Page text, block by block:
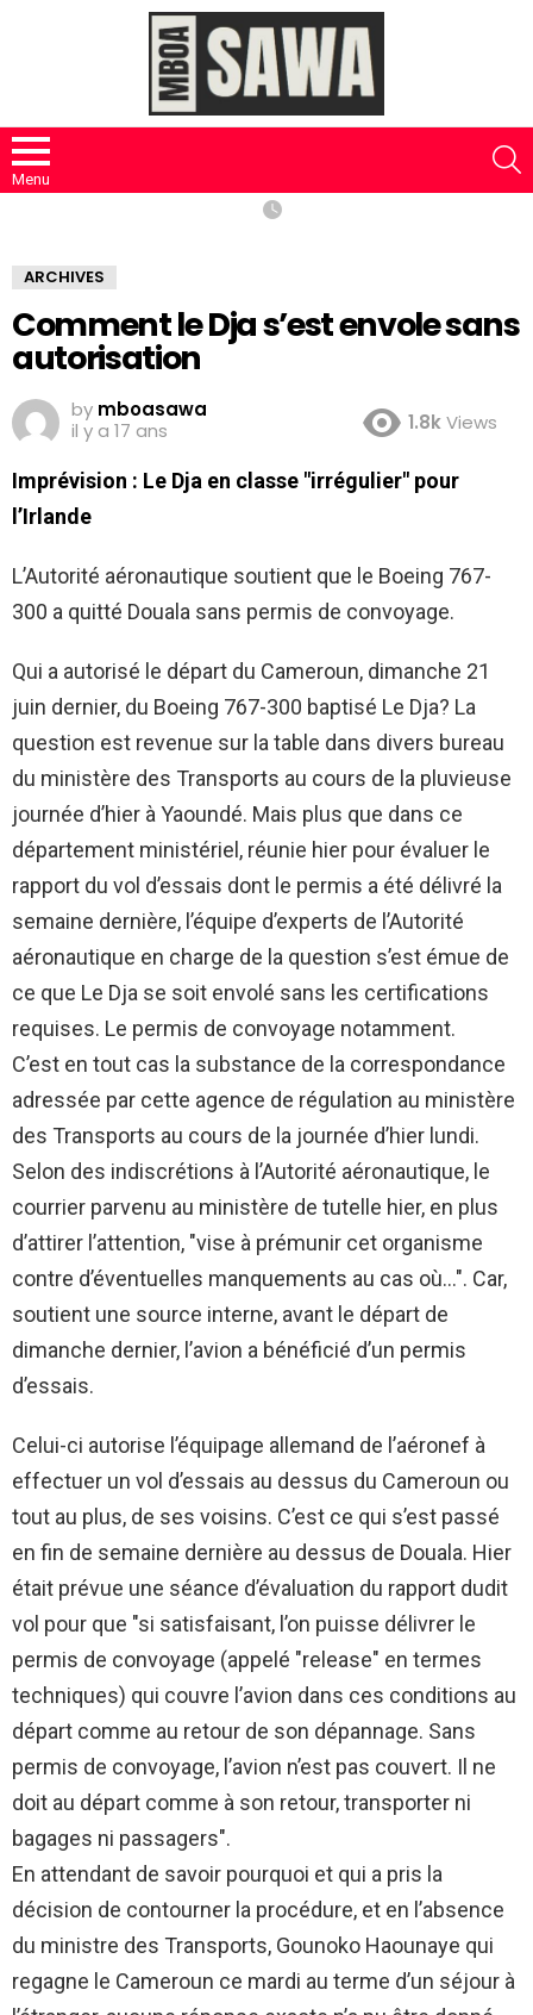
Menu
ARCHIVES
Comment le Dja s’est envole sans
autorisation
by mboasawa
il y a 17 ans
1.8kViews
Imprévision : Le Dja en classe "irrégulier" pour
l’Irlande
L’Autorité aéronautique soutient que le Boeing 767-
300 a quitté Douala sans permis de convoyage.
Qui a autorisé le départ du Cameroun, dimanche 21
juin dernier, du Boeing 767-300 baptisé Le Dja? La
question est revenue sur la table dans divers bureau
du ministère des Transports au cours de la pluvieuse
journée d’hier à Yaoundé. Mais plus que dans ce
département ministériel, réunie hier pour évaluer le
rapport du vol d’essais dont le permis a été délivré la
semaine dernière, l’équipe d’experts de l’Autorité
aéronautique en charge de la question s’est émue de
ce que Le Dja se soit envolé sans les certifications
requises. Le permis de convoyage notamment.
C’est en tout cas la substance de la correspondance
adressée par cette agence de régulation au ministère
des Transports au cours de la journée d’hier lundi.
Selon des indiscrétions à l’Autorité aéronautique, le
courrier parvenu au ministère de tutelle hier, en plus
d’attirer l’attention, "vise à prémunir cet organisme
contre d’éventuelles manquements au cas où…". Car,
soutient une source interne, avant le départ de
dimanche dernier, l’avion a bénéficié d’un permis
d’essais.
Celui-ci autorise l’équipage allemand de l’aéronef à
effectuer un vol d’essais au dessus du Cameroun ou
tout au plus, de ses voisins. C’est ce qui s’est passé
en fin de semaine dernière au dessus de Douala. Hier
était prévue une séance d’évaluation du rapport dudit
vol pour que "si satisfaisant, l’on puisse délivrer le
permis de convoyage (appelé "release" en termes
techniques) qui couvre l’avion dans ces conditions au
départ comme au retour de son dépannage. Sans
permis de convoyage, l’avion n’est pas couvert. Il ne
doit au départ comme à son retour, transporter ni
bagages ni passagers".
En attendant de savoir pourquoi et qui a pris la
décision de contourner la procédure, et en l’absence
du ministre des Transports, Gounoko Haounaye qui
regagne le Cameroun ce mardi au terme d’un séjour à